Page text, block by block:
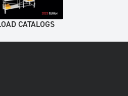
CATALOGS